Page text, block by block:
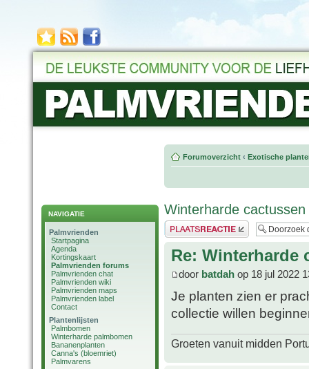
NAVIGATIE
Palmvrienden
Startpagina
Agenda
Kortingskaart
Palmvrienden forums
Palmvrienden chat
Palmvrienden wiki
Palmvrienden maps
Palmvrienden label
Contact
Plantenlijsten
Palmbomen
Winterharde palmbomen
Bananenplanten
Canna's (bloemriet)
Palmvarens
Forumoverzicht ‹ Exotische
Winterharde cactussen
Plaats een reactie
Re: Winterharde
door batdah op 18 jul 2022
Je planten zien er
collectie willen
Groeten vanuit midden